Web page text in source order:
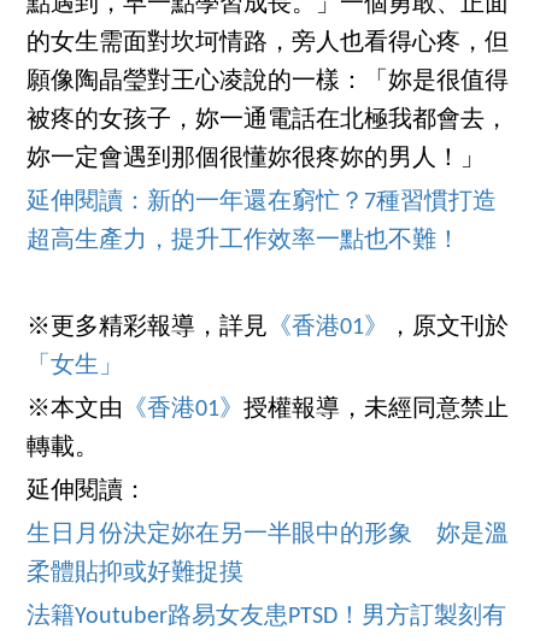
的女生需面對坎坷情路，旁人也看得心疼，但
願像陶晶瑩對王心凌說的一樣：「妳是很值得
被疼的女孩子，妳一通電話在北極我都會去，
妳一定會遇到那個很懂妳很疼妳的男人！」
延伸閱讀：新的一年還在窮忙？7種習慣打造
超高生產力，提升工作效率一點也不難！
※更多精彩報導，詳見 《香港01》
，原文刊於
「女生」
※本文由
《香港01》授權報導，未經同意禁止
轉載。
延伸閱讀：
生日月份決定妳在另一半眼中的形象 妳是溫
柔體貼抑或好難捉摸
法籍Youtuber路易女友患PTSD！男方訂製刻有